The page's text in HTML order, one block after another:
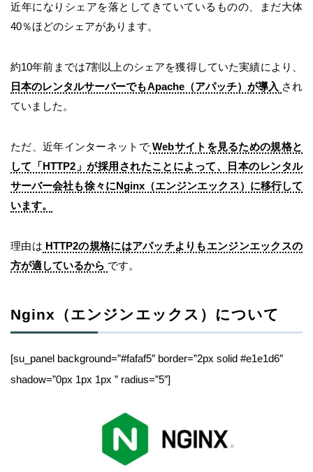
近年になりシェアを落としてきていているものの、まだ大体
40％ほどのシェアがあります。
約10年前までは7割以上のシェアを獲得していた実績により、
日本のレンタルサーバーでもApache（アパッチ）が導入 され
ていました。
ただ、近年インターネットで Webサイトを見るための規格と
して「HTTP2」が採用されたことによって、日本のレンタル
サーバー会社も徐々にNginx（エンジンエックス）に移行して
います。
理由は HTTP2の規格にはアパッチよりもエンジンエックスの
方が適しているから です。
Nginx（エンジンエックス）について
[su_panel background=”#fafaf5″ border=”2px solid #e1e1d6″
shadow=”0px 1px 1px ” radius=”5″]